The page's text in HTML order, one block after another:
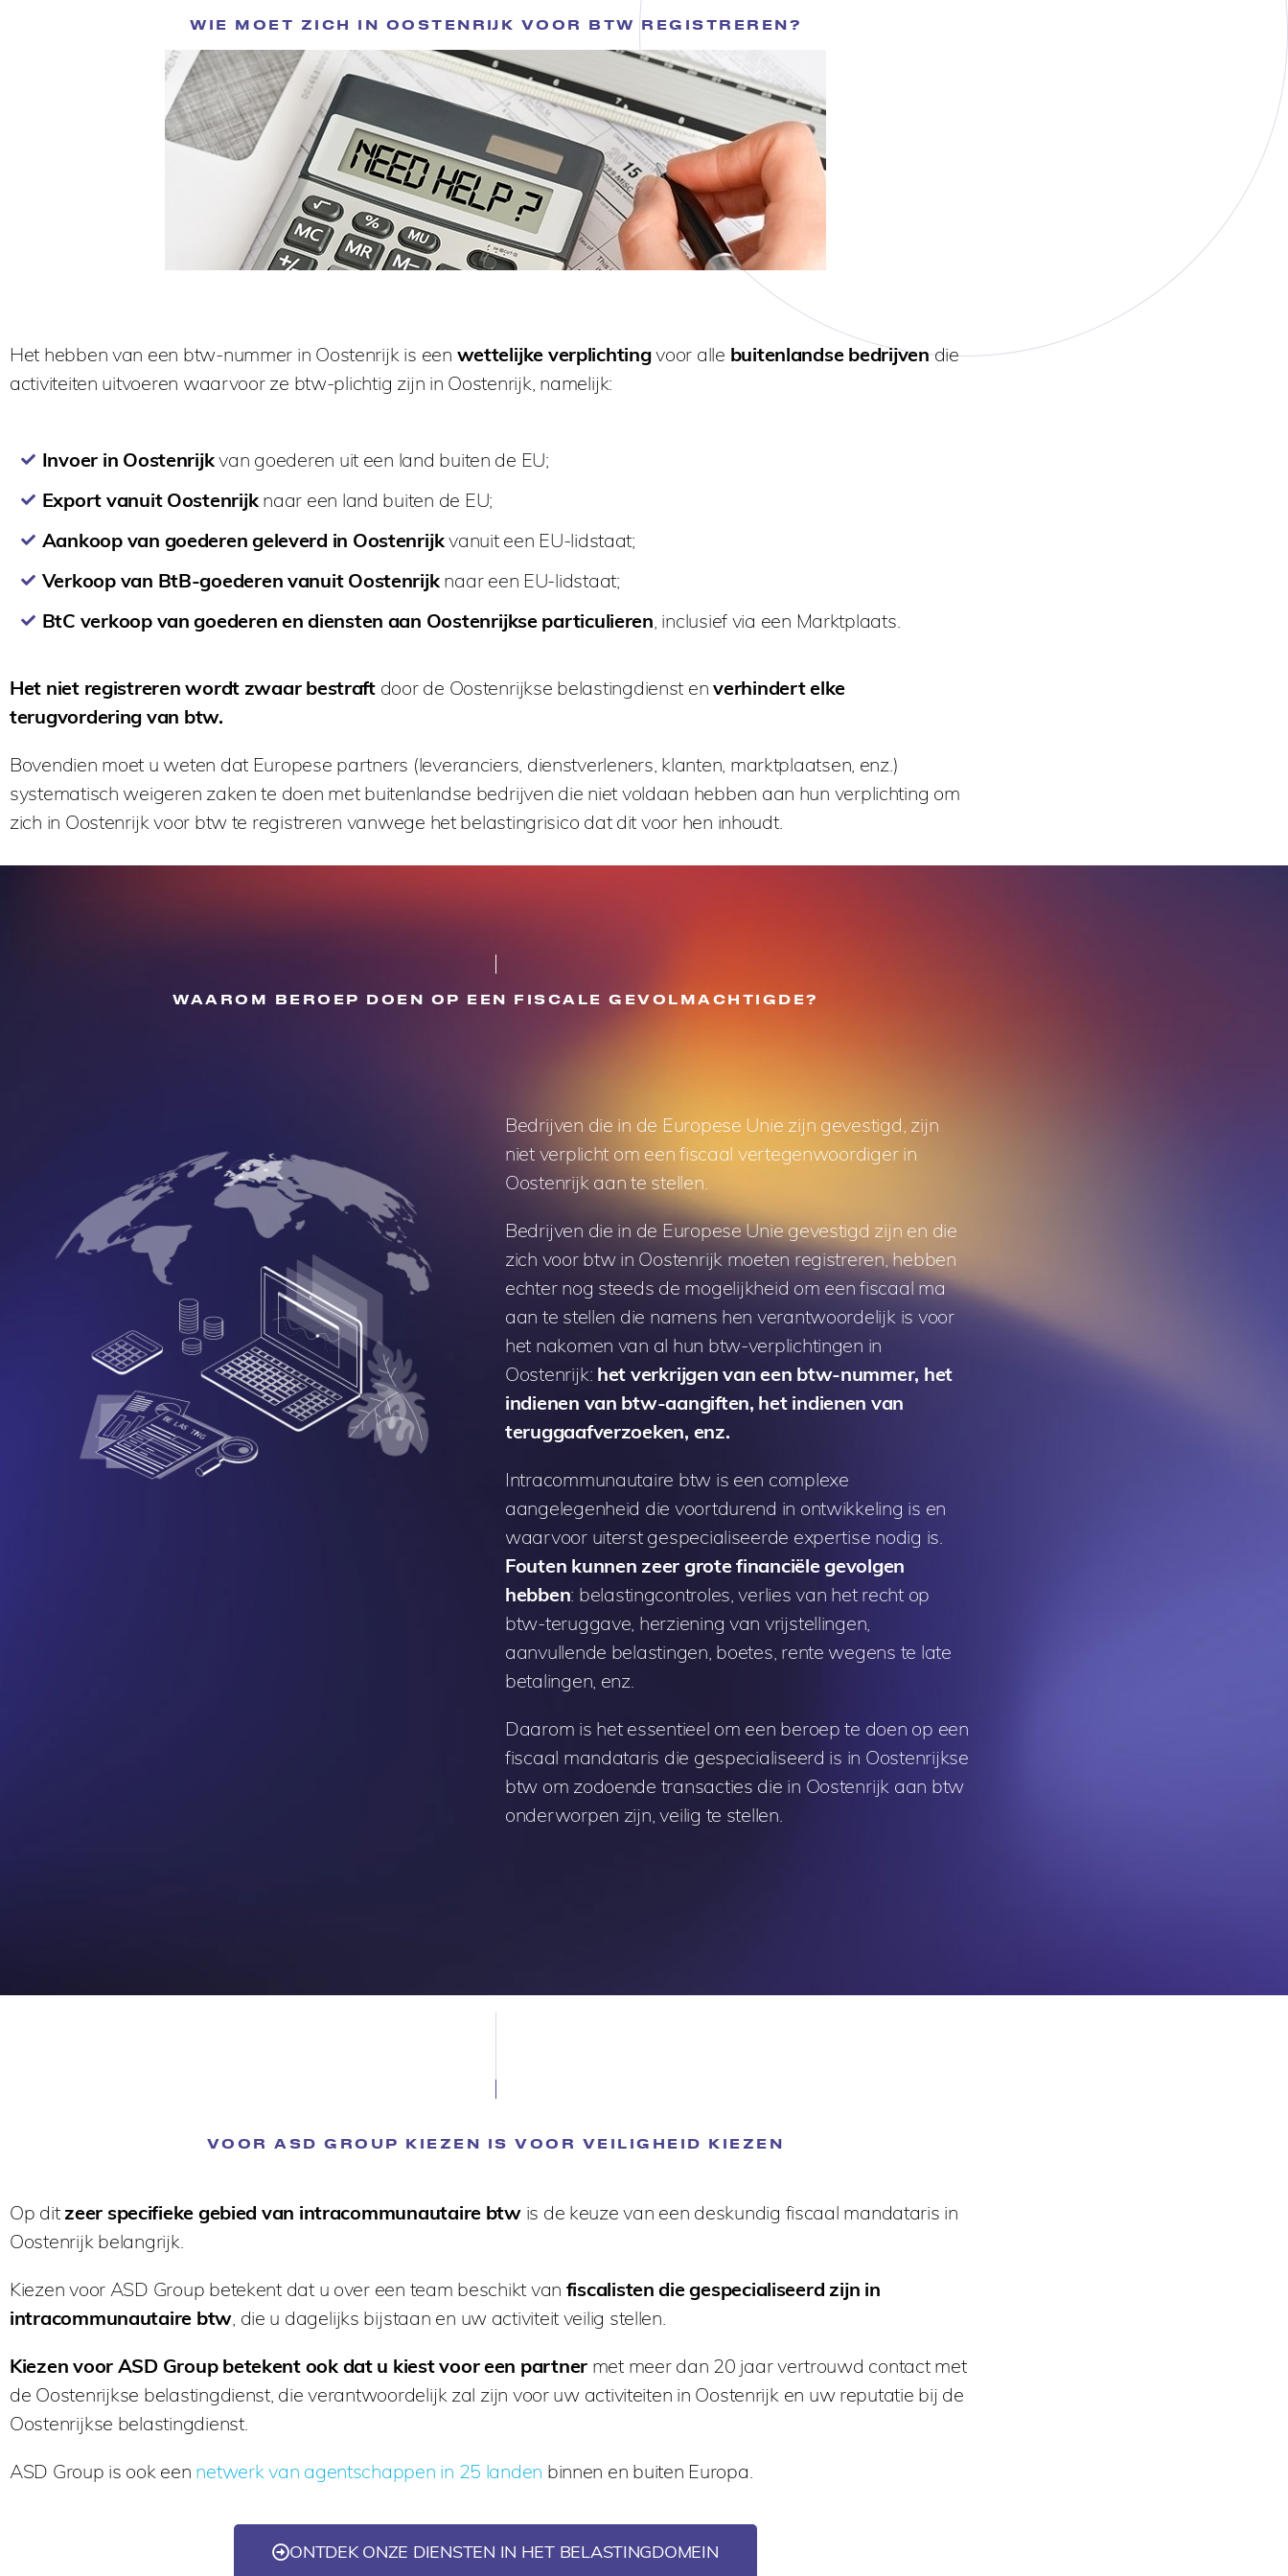
WIE MOET ZICH IN OOSTENRIJK VOOR BTW REGISTREREN?
Het hebben van een btw-nummer in Oostenrijk is een wettelijke verplichtingvoor alle buitenlandse bedrijvendie
activiteiten uitvoeren waarvoor ze btw-plichtig zijn in Oostenrijk, namelijk:
Invoer in Oostenrijkvan goederen uit een land buiten de EU;
Export vanuit Oostenrijknaar een land buiten de EU;
Aankoop van goederen geleverd in Oostenrijkvanuit een EU-lidstaat;
Verkoop van BtB-goederen vanuit Oostenrijknaar een EU-lidstaat;
BtC verkoop van goederen en diensten aan Oostenrijkse particulieren , inclusief via een Marktplaats.
Het niet registreren wordt zwaar bestraftdoor de Oostenrijkse belastingdienst enverhindert elke
terugvordering van btw.
Bovendien moet u weten dat Europese partners (leveranciers, dienstverleners, klanten, marktplaatsen, enz.)
systematisch weigeren zaken te doen met buitenlandse bedrijven die niet voldaan hebben aan hun verplichting om
zich in Oostenrijk voor btw te registreren vanwege het belastingrisico dat dit voor hen inhoudt.
WAAROM BEROEP DOEN OP EEN FISCALE GEVOLMACHTIGDE?
Bedrijven die in de Europese Unie zijn gevestigd, zijn
niet verplicht om een fiscaal vertegenwoordiger in
Oostenrijk aan te stellen.
Bedrijven die in de Europese Unie gevestigd zijn en die
zich voor btw in Oostenrijk moeten registreren, hebben
echter nog steeds de mogelijkheid om een fiscaal ma
aan te stellen die namens hen verantwoordelijk is voor
het nakomen van al hun btw-verplichtingen in
Oostenrijk: het verkrijgen van een btw-nummer, het
indienen van btw-aangiften, het indienen van
teruggaafverzoeken, enz.
Intracommunautaire btw is een complexe
aangelegenheid die voortdurend in ontwikkeling is en
waarvoor uiterst gespecialiseerde expertise nodig is.
Fouten kunnen zeer grote financiële gevolgen
hebben: belastingcontroles, verlies van het recht op
btw-teruggave, herziening van vrijstellingen,
aanvullende belastingen, boetes, rente wegens te late
betalingen, enz.
Daarom is het essentieel om een beroep te doen op een
fiscaal mandataris die gespecialiseerd is in Oostenrijkse
btw om zodoende transacties die in Oostenrijk aan btw
onderworpen zijn, veilig te stellen.
VOOR ASD GROUP KIEZEN IS VOOR VEILIGHEID KIEZEN
Op dit zeer specifieke gebied van intracommunautaire btwis de keuze van een deskundig fiscaal mandataris in
Oostenrijk belangrijk.
Kiezen voor ASD Group betekent dat u over een team beschikt van fiscalisten die gespecialiseerd zijn in
intracommunautaire btw , die u dagelijks bijstaan en uw activiteit veilig stellen.
Kiezen voor ASD Group betekent ook dat u kiest voor een partner met meer dan 20 jaar vertrouwd contact met
de Oostenrijkse belastingdienst, die verantwoordelijk zal zijn voor uw activiteiten in Oostenrijk en uw reputatie bij de
Oostenrijkse belastingdienst.
ASD Group is ook een netwerk van agentschappen in 25 landen binnen en buiten Europa.
ONTDEK ONZE DIENSTEN IN HET BELASTINGDOMEIN